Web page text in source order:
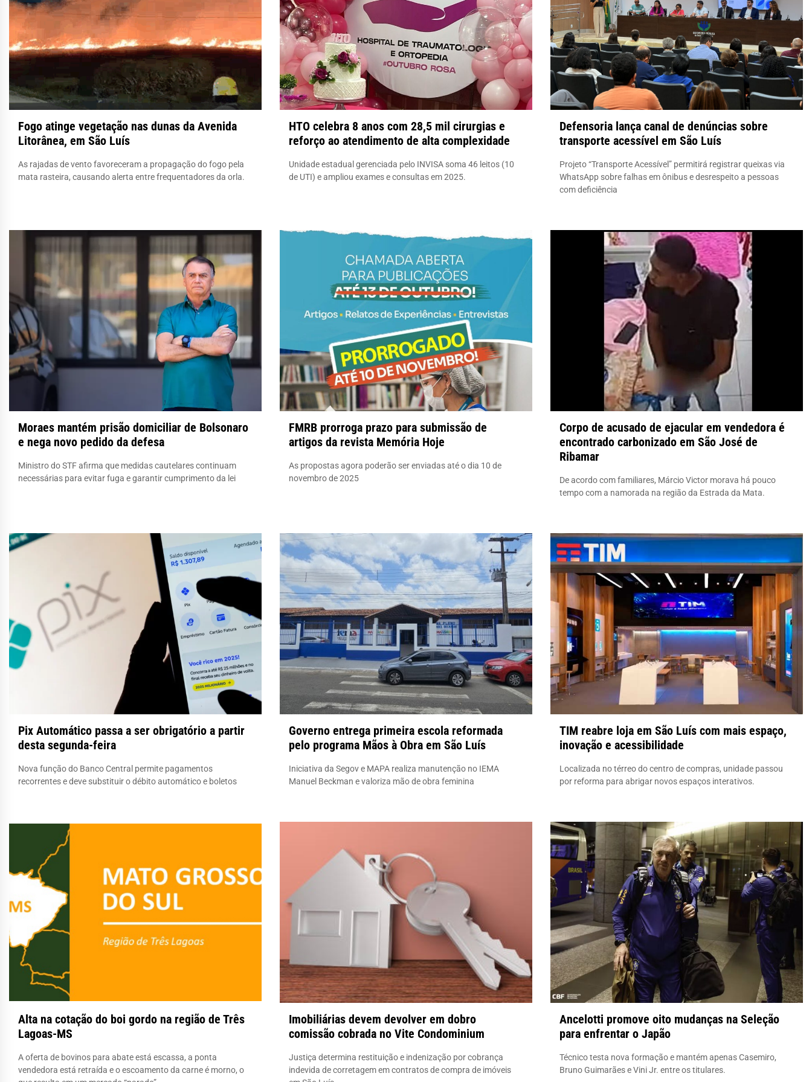
Fogo atinge vegetação nas dunas da Avenida
Litorânea, em São Luís
As rajadas de vento favoreceram a propagação do fogo pela
mata rasteira, causando alerta entre frequentadores da orla.
HTO celebra 8 anos com 28,5 mil cirurgias e
reforço ao atendimento de alta complexidade
Unidade estadual gerenciada pelo INVISA soma 46 leitos (10
de UTI) e ampliou exames e consultas em 2025.
Defensoria lança canal de denúncias sobre
transporte acessível em São Luís
Projeto “Transporte Acessível” permitirá registrar queixas via
WhatsApp sobre falhas em ônibus e desrespeito a pessoas
com deficiência
Moraes mantém prisão domiciliar de Bolsonaro
e nega novo pedido da defesa
Ministro do STF afirma que medidas cautelares continuam
necessárias para evitar fuga e garantir cumprimento da lei
FMRB prorroga prazo para submissão de
artigos da revista Memória Hoje
As propostas agora poderão ser enviadas até o dia 10 de
novembro de 2025
Corpo de acusado de ejacular em vendedora é
encontrado carbonizado em São José de
Ribamar
De acordo com familiares, Márcio Victor morava há pouco
tempo com a namorada na região da Estrada da Mata.
Pix Automático passa a ser obrigatório a partir
desta segunda-feira
Nova função do Banco Central permite pagamentos
recorrentes e deve substituir o débito automático e boletos
Governo entrega primeira escola reformada
pelo programa Mãos à Obra em São Luís
Iniciativa da Segov e MAPA realiza manutenção no IEMA
Manuel Beckman e valoriza mão de obra feminina
TIM reabre loja em São Luís com mais espaço,
inovação e acessibilidade
Localizada no térreo do centro de compras, unidade passou
por reforma para abrigar novos espaços interativos.
Alta na cotação do boi gordo na região de Três
Lagoas-MS
A oferta de bovinos para abate está escassa, a ponta
vendedora está retraída e o escoamento da carne é morno, o
Imobiliárias devem devolver em dobro
comissão cobrada no Vite Condominium
Justiça determina restituição e indenização por cobrança
indevida de corretagem em contratos de compra de imóveis
Ancelotti promove oito mudanças na Seleção
para enfrentar o Japão
Técnico testa nova formação e mantém apenas Casemiro,
Bruno Guimarães e Vini Jr. entre os titulares.